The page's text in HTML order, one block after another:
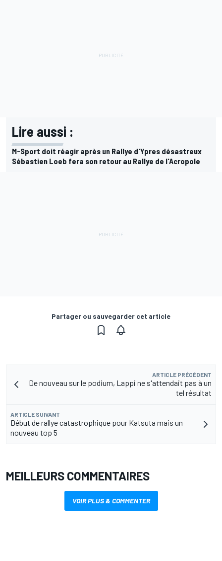
Lire aussi :
M-Sport doit réagir après un Rallye d'Ypres désastreux
Sébastien Loeb fera son retour au Rallye de l'Acropole
Partager ou sauvegarder cet article
ARTICLE PRÉCÉDENT
De nouveau sur le podium, Lappi ne s'attendait pas à un
tel résultat
ARTICLE SUIVANT
Début de rallye catastrophique pour Katsuta mais un
nouveau top 5
MEILLEURS COMMENTAIRES
VOIR PLUS & COMMENTER